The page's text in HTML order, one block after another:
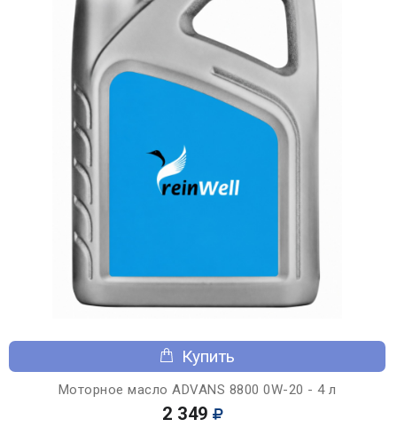
Купить
Моторное масло ADVANS 8800 0W-20 - 4 л
2 349